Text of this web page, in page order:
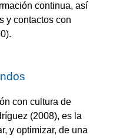
continua, así
y contactos con
con cultura de
(2008), es la
y optimizar, de una